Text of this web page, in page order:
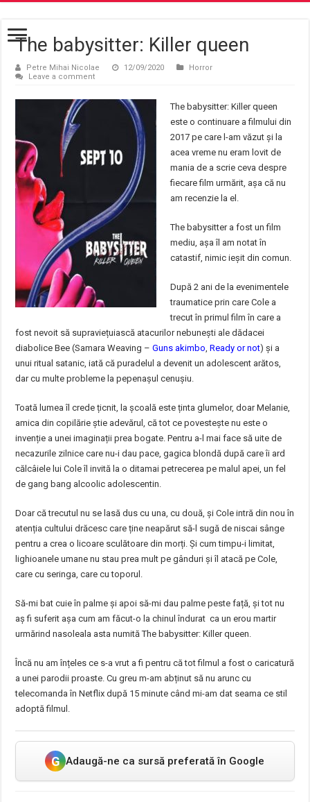
The babysitter: Killer queen
Petre Mihai Nicolae 12/09/2020
Horror
Leave a comment
The babysitter: Killer queen
este o continuare a filmului din
2017 pe care l-am văzut și la
acea vreme nu eram lovit de
mania de a scrie ceva despre
fiecare film urmărit, așa că nu
am recenzie la el.
The babysitter a fost un film
mediu, așa îl am notat în
catastif, nimic ieșit din comun.
După 2 ani de la evenimentele
traumatice prin care Cole a
trecut în primul film în care a
fost nevoit să supraviețuiască atacurilor nebunești ale dădacei
diabolice Bee (Samara Weaving –Guns akimbo,Ready or not) și a
unui ritual satanic, iată că puradelul a devenit un adolescent arătos,
dar cu multe probleme la pepenașul cenușiu.
Toată lumea îl crede țicnit, la școală este ținta glumelor, doar Melanie,
amica din copilărie știe adevărul, că tot ce povestește nu este o
invenție a unei imaginații prea bogate. Pentru a-l mai face să uite de
necazurile zilnice care nu-i dau pace, gagica blondă după care îi ard
călcâiele lui Cole îl invită la o ditamai petrecerea pe malul apei, un fel
de gang bang alcoolic adolescentin.
Doar că trecutul nu se lasă dus cu una, cu două, și Cole intră din nou în
atenția cultului drăcesc care ține neapărut să-l sugă de niscai sânge
pentru a crea o licoare sculătoare din morți. Și cum timpu-i limitat,
lighioanele umane nu stau prea mult pe gânduri și îl atacă pe Cole,
care cu seringa, care cu toporul.
Să-mi bat cuie în palme și apoi să-mi dau palme peste față, și tot nu
aș fi suferit așa cum am făcut-o la chinul îndurat ca un erou martir
urmărind nasoleala asta numită The babysitter: Killer queen.
Încă nu am înțeles ce s-a vrut a fi pentru că tot filmul a fost o caricatură
a unei parodii proaste. Cu greu m-am abținut să nu arunc cu
telecomanda în Netflix după 15 minute când mi-am dat seama ce stil
adoptă filmul.
G Adaugă-ne ca sursă preferată în Google